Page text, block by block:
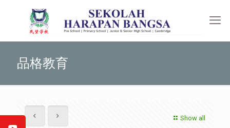
品格教育
Show all